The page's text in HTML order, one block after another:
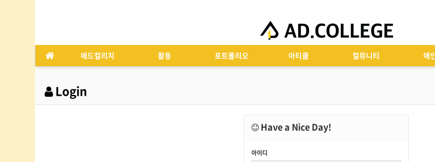
애드컬리지 활동 포트폴리오 아티클 컬뮤니티 애
Login
Have a Nice Day!
아이디